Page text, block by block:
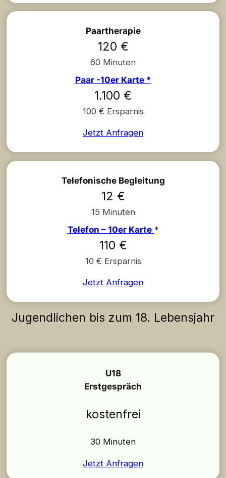
Paartherapie
120 €
60 Minuten
Paar -10er Karte *
1.100 €
100 € Ersparnis
Jetzt Anfragen
Telefonische Begleitung
12 €
15 Minuten
Telefon – 10er Karte *
110 €
10 € Ersparnis
Jetzt Anfragen
Jugendlichen bis zum 18. Lebensjahr
U18
Erstgespräch
kostenfrei
30 Minuten
Jetzt Anfragen